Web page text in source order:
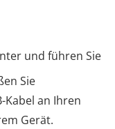
und führen Sie
Sie
Kabel an Ihren
Gerät.